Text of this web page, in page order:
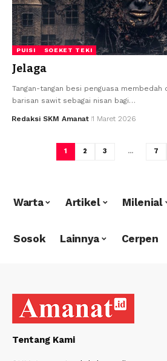
PUISI SOEKET TEKI
Jelaga
Tangan-tangan besi penguasa membedah
barisan sawit sebagai nisan bagi…
Redaksi SKM Amanat 1 Maret 2026
1 2 3 … 7
Warta Artikel Milenial
Sosok Lainnya Cerpen
Tentang Kami